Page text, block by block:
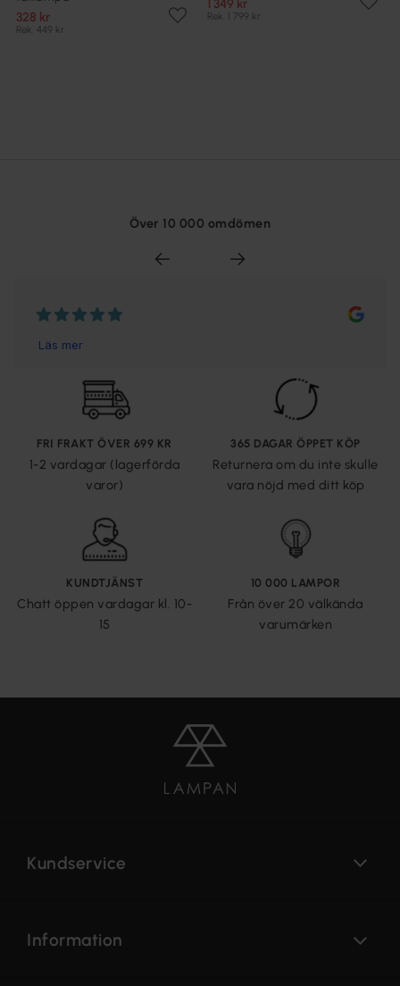
328 kr
Rek. 449 kr
1 349 kr
Rek. 1 799 kr
Över 10 000 omdömen
FRI FRAKT ÖVER 699 KR
1-2 vardagar (lagerförda
varor)
365 DAGAR ÖPPET KÖP
Returnera om du inte skulle
vara nöjd med ditt köp
KUNDTJÄNST
Chatt öppen vardagar kl. 10-
15
10 000 LAMPOR
Från över 20 välkända
varumärken
Kundservice
Information